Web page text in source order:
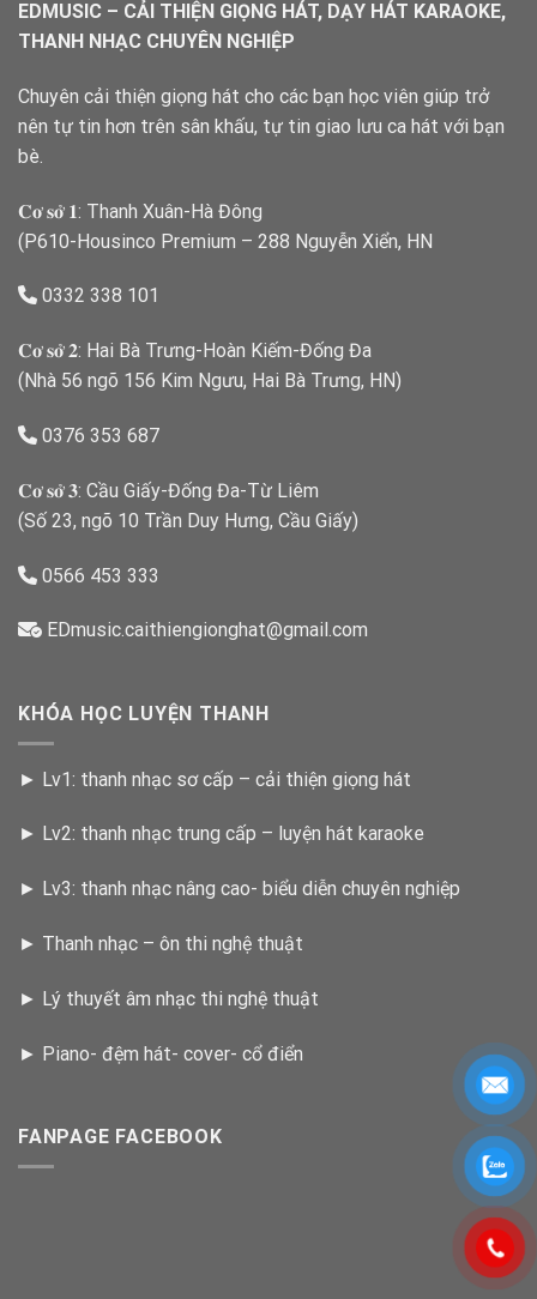
EDMUSIC – CẢI THIỆN GIỌNG HÁT, DẠY HÁT KARAOKE,
THANH NHẠC CHUYÊN NGHIỆP
Chuyên cải thiện giọng hát cho các bạn học viên giúp trở
nên tự tin hơn trên sân khấu, tự tin giao lưu ca hát với bạn
bè.
𝐂𝐨̛ 𝐬𝐨̛̉ 𝟏: Thanh Xuân-Hà Đông
(P610-Housinco Premium – 288 Nguyễn Xiển, HN
0332 338 101
𝐂𝐨̛ 𝐬𝐨̛̉ 𝟐: Hai Bà Trưng-Hoàn Kiếm-Đống Đa
(Nhà 56 ngõ 156 Kim Ngưu, Hai Bà Trưng, HN)
0376 353 687
𝐂𝐨̛ 𝐬𝐨̛̉ 𝟑: Cầu Giấy-Đống Đa-Từ Liêm
(Số 23, ngõ 10 Trần Duy Hưng, Cầu Giấy)
0566 453 333
EDmusic.caithiengionghat@gmail.com
KHÓA HỌC LUYỆN THANH
► Lv1: thanh nhạc sơ cấp – cải thiện giọng hát
► Lv2: thanh nhạc trung cấp – luyện hát karaoke
► Lv3: thanh nhạc nâng cao- biểu diễn chuyên nghiệp
► Thanh nhạc – ôn thi nghệ thuật
► Lý thuyết âm nhạc thi nghệ thuật
► Piano- đệm hát- cover- cổ điển
FANPAGE FACEBOOK